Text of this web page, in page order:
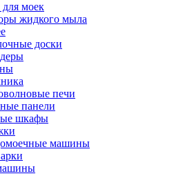
моек
жидкого мыла
доски
печи
панели
шкафы
машины